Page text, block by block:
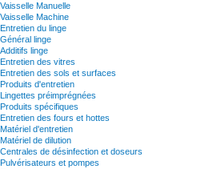
Vaisselle Manuelle
Vaisselle Machine
Entretien du linge
Général linge
Additifs linge
Entretien des vitres
Entretien des sols et surfaces
Produits d'entretien
Lingettes préimprégnées
Produits spécifiques
Entretien des fours et hottes
Matériel d'entretien
Matériel de dilution
Centrales de désinfection et doseurs
Pulvérisateurs et pompes